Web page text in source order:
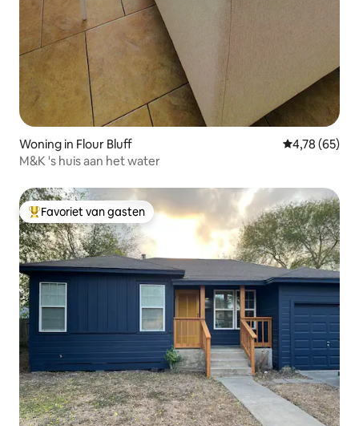
Woning in Flour Bluff Gemiddelde
4,78 (65)
M&K 's huis aan het water
Topfavoriet van gasten
Favoriet van gasten